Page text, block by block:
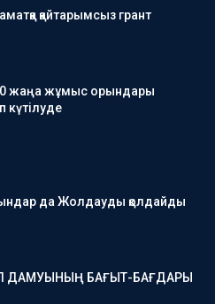
қайтарымсыз грант
жаңа жұмыс орындары
да Жолдауды қолдайды
ДАМУЫНЫҢ БАҒЫТ-БАҒДАРЫ